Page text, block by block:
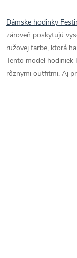
Dámske hodinky
zároveň poskytujú
ružovej farbe, ktorá
Tento model hodiniek
rôznymi outfitmi. Aj